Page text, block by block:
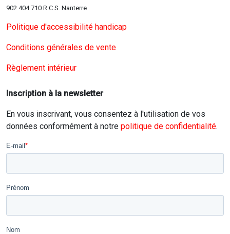
902 404 710 R.C.S. Nanterre
Politique d'accessibilité handicap
Conditions générales de vente
Règlement intérieur
Inscription à la newsletter
En vous inscrivant, vous consentez à l'utilisation de vos
données conformément à notre politique de confidentialité.